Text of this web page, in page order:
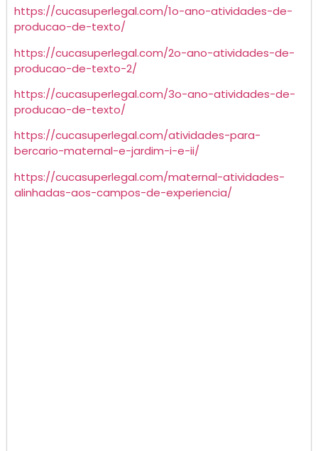
https://cucasuperlegal.com/1o-ano-atividades-de-
producao-de-texto/
https://cucasuperlegal.com/2o-ano-atividades-de-
producao-de-texto-2/
https://cucasuperlegal.com/3o-ano-atividades-de-
producao-de-texto/
https://cucasuperlegal.com/atividades-para-
bercario-maternal-e-jardim-i-e-ii/
https://cucasuperlegal.com/maternal-atividades-
alinhadas-aos-campos-de-experiencia/